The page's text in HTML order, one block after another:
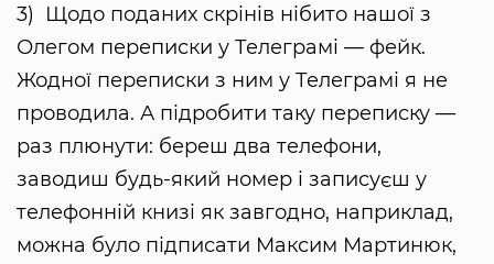
3) Щодо поданих скрінів нібито нашої з
Олегом переписки у Телеграмі — фейк.
Жодної переписки з ним у Телеграмі я не
проводила. А підробити таку переписку —
раз плюнути: береш два телефони,
заводиш будь-який номер і записуєш у
телефонній книзі як завгодно, наприклад,
можна було підписати Максим Мартинюк,